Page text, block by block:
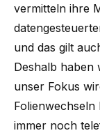
vermitteln ihre
und das gilt
Deshalb
unser Fokus
Folienwechseln
immer noch